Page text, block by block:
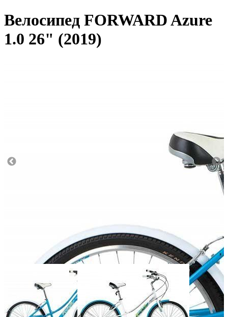
Велосипед FORWARD Azure
1.0 26" (2019)